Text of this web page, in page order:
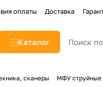
оплаты Доставка
Каталог
сканеры МФУ струйные